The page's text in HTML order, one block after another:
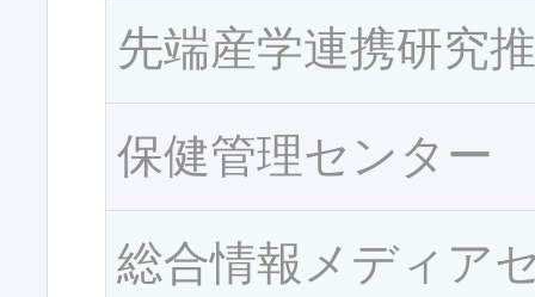
先端産学連携研究
保健管理センター
総合情報メディア